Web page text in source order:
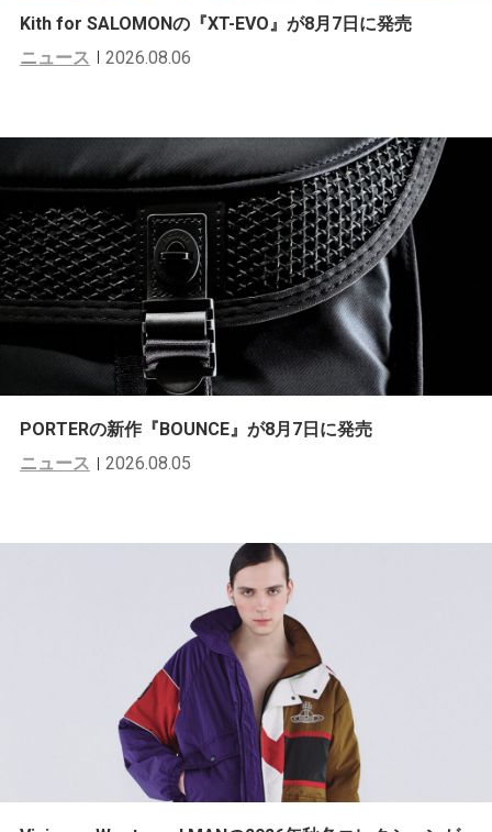
Kith for SALOMONの『XT-EVO』が8月7日に発売
ニュース
2026.08.06
PORTERの新作『BOUNCE』が8月7日に発売
ニュース
2026.08.05